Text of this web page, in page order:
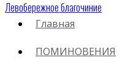
Главная
ПОМИНОВЕНИЯ
Левобережное благочиние
01.03.2024